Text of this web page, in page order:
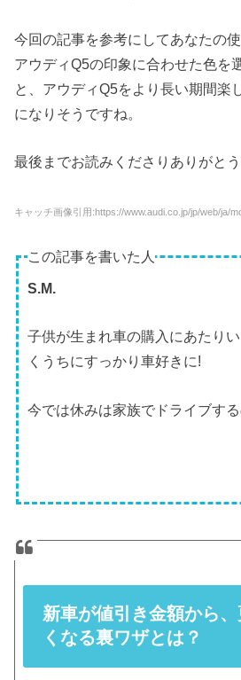
今回の記事を参考にしてあなたの
アウディQ5の印象に合わせた色を
と、アウディQ5をより長い期間楽
になりそうですね。
最後までお読みくださりありがとう
キャッチ画像引用:https://www.audi.co.jp/jp/web/ja/
この記事を書いた人
S.M.
子供が生まれ車の購入にあたり
くうちにすっかり車好きに!
今では休みは家族でドライブす
新車が値引き金額から
くなる裏ワザとは？